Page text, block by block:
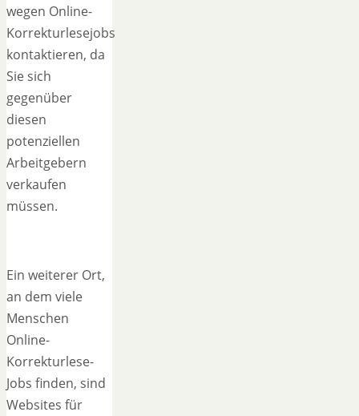
wegen Online-
Korrekturlesejobs
kontaktieren, da
Sie sich
gegenüber
diesen
potenziellen
Arbeitgebern
verkaufen
müssen.
Ein weiterer Ort,
an dem viele
Menschen
Online-
Korrekturlese-
Jobs finden, sind
Websites für